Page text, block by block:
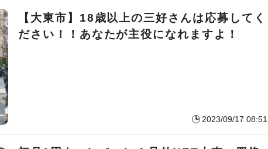
【大東市】18歳以上の三好さんは応募してく
ださい！！あなたが主役になれますよ！
2023/09/17 08:51